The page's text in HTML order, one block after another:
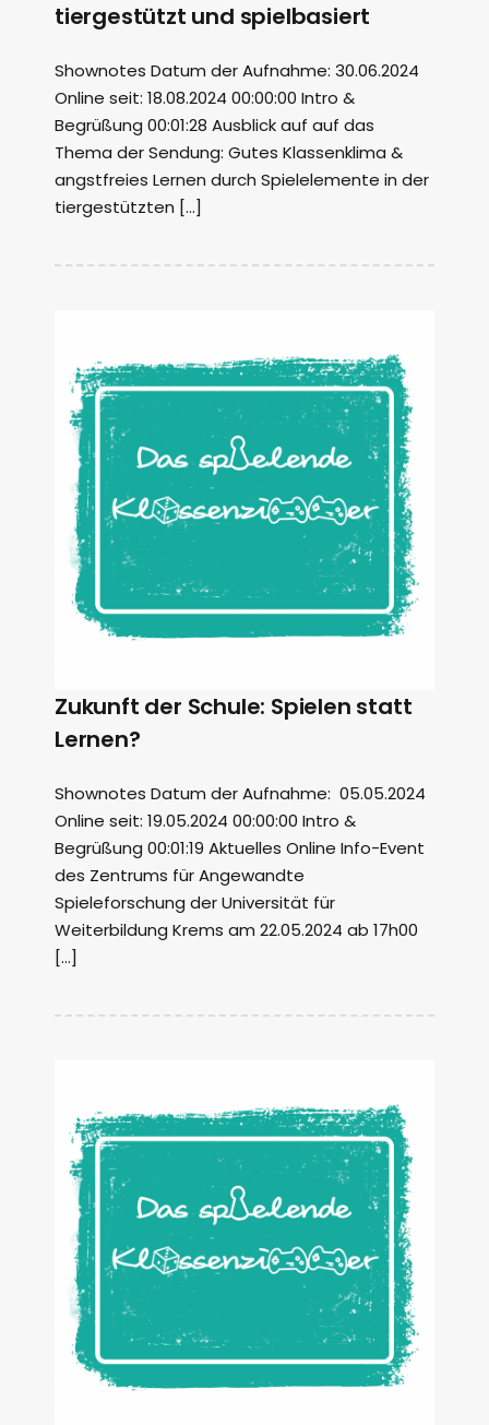
tiergestützt und spielbasiert
Shownotes Datum der Aufnahme: 30.06.2024
Online seit: 18.08.2024 00:00:00 Intro &
Begrüßung 00:01:28 Ausblick auf auf das
Thema der Sendung: Gutes Klassenklima &
angstfreies Lernen durch Spielelemente in der
tiergestützten […]
Zukunft der Schule: Spielen statt
Lernen?
Shownotes Datum der Aufnahme: 05.05.2024
Online seit: 19.05.2024 00:00:00 Intro &
Begrüßung 00:01:19 Aktuelles Online Info-Event
des Zentrums für Angewandte
Spieleforschung der Universität für
Weiterbildung Krems am 22.05.2024 ab 17h00
[…]